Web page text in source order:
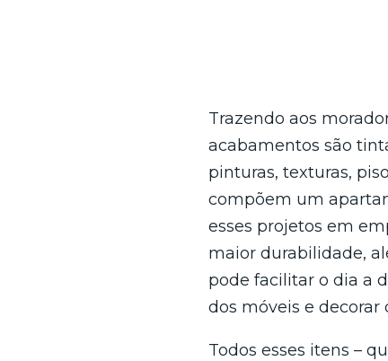
Trazendo aos
acabamentos são
pinturas, texturas,
compõem um
esses projetos em
maior durabilidade,
pode facilitar o dia a
dos móveis e
Todos esses itens –